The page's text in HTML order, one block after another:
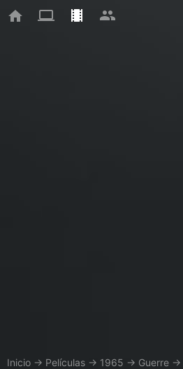
Inicio → Películas → 1965 → Guerre →